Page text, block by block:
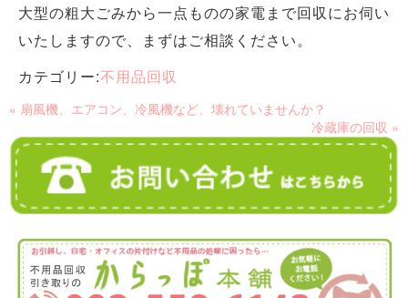
大型の粗大ごみから一点ものの家電まで回収にお伺い
いたしますので、まずはご相談ください。
カテゴリー:不用品回収
« 扇風機、エアコン、冷風機など、壊れていませんか？
冷蔵庫の回収 »